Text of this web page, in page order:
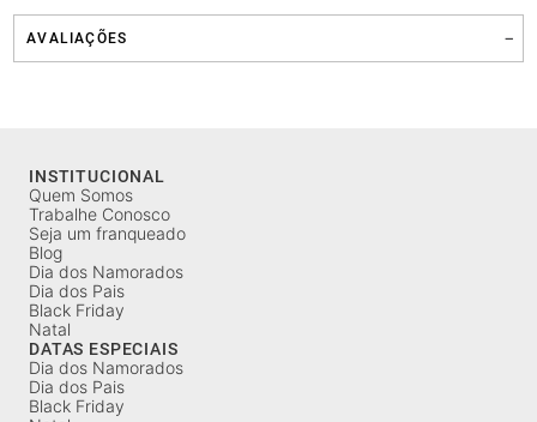
AVALIAÇÕES
INSTITUCIONAL
Quem Somos
Trabalhe Conosco
Seja um franqueado
Blog
Dia dos Namorados
Dia dos Pais
Black Friday
Natal
DATAS ESPECIAIS
Dia dos Namorados
Dia dos Pais
Black Friday